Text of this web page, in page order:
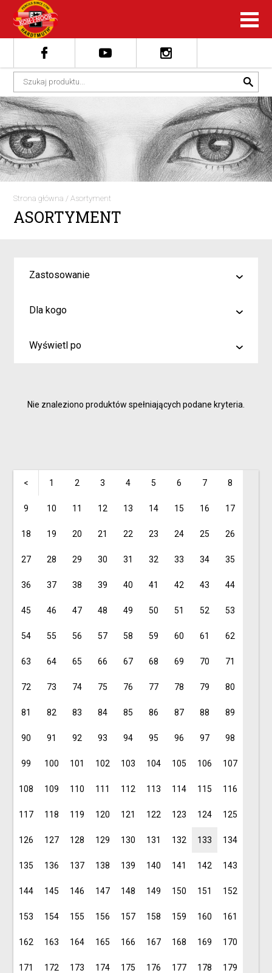
Strona główna /Asortyment
ASORTYMENT
Zastosowanie
malowanie
kreślenie
Dla kogo
Artyści i profesjonaliści
Inspiracje dla rodziców i dzieci
Wyświetl po
Nie znaleziono produktów spełniających podane kryteria.
< 1 2 3 4 5 6 7 8
9 10 11 12 13 14 15 16 17
18 19 20 21 22 23 24 25 26
27 28 29 30 31 32 33 34 35
36 37 38 39 40 41 42 43 44
45 46 47 48 49 50 51 52 53
54 55 56 57 58 59 60 61 62
63 64 65 66 67 68 69 70 71
72 73 74 75 76 77 78 79 80
81 82 83 84 85 86 87 88 89
90 91 92 93 94 95 96 97 98
99 100 101 102 103 104 105 106 107
108 109 110 111 112 113 114 115 116
117 118 119 120 121 122 123 124 125
126 127 128 129 130 131 132 133 134
135 136 137 138 139 140 141 142 143
144 145 146 147 148 149 150 151 152
153 154 155 156 157 158 159 160 161
162 163 164 165 166 167 168 169 170
171 172 173 174 175 176 177 178 179